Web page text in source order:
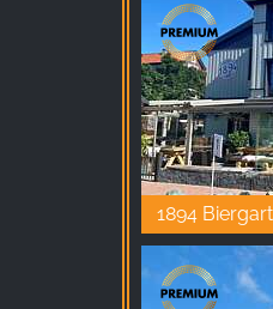
1894
Facebook Ireland Ltd.
Purpose:
Reklam ölçümü ve
duration:
3 ay - 1 yıl